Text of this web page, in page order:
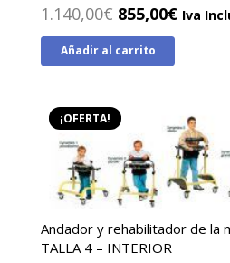
1.140,00€ El
precio
original
855,00€ElIva
Añadir al carrito
¡OFERTA!
Andador y rehabilitador de la
TALLA 4 – INTERIOR